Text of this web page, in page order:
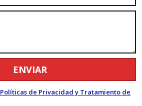
Políticas de Privacidad y Tratamiento de